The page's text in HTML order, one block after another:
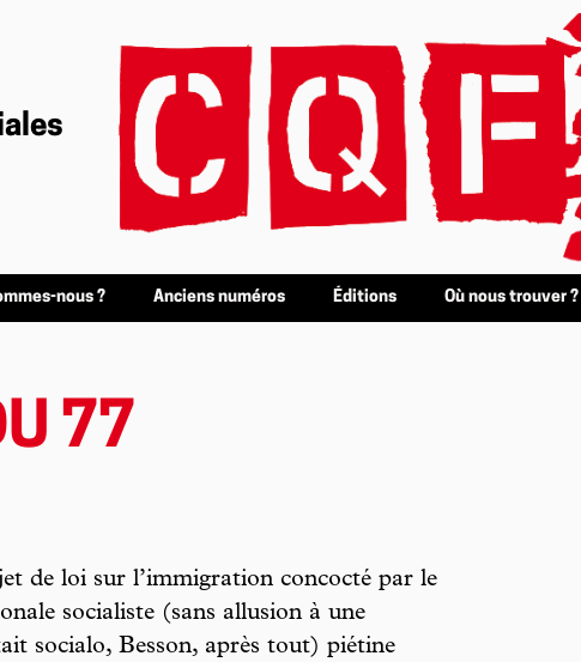
nous ? Anciens numéros Éditions Où nous trouver ?
77
de loi sur l’immigration concocté par le
socialiste (sans allusion à une
socialo, Besson, après tout) piétine